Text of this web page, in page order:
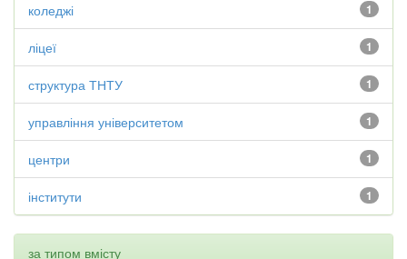
1
коледжі
1
ліцеї
1
структура ТНТУ
1
управління університетом
1
центри
1
інститути
за типом вмісту